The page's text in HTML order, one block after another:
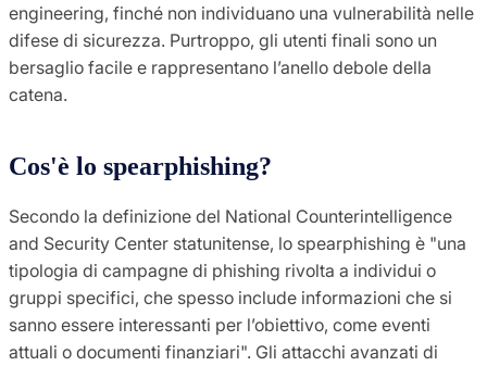
engineering, finché non individuano una vulnerabilità nelle
difese di sicurezza. Purtroppo, gli utenti finali sono un
bersaglio facile e rappresentano l’anello debole della
catena.
Cos'è lo spearphishing?
Secondo la definizione del National Counterintelligence
and Security Center statunitense, lo spearphishing è "una
tipologia di campagne di phishing rivolta a individui o
gruppi specifici, che spesso include informazioni che si
sanno essere interessanti per l’obiettivo, come eventi
attuali o documenti finanziari". Gli attacchi avanzati di